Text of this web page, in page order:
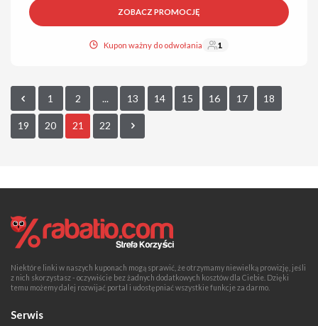
ZOBACZ PROMOCJĘ
Kupon ważny do odwołania 1
1 2 ... 13 14 15 16 17 18
19 20 21 22
Niektóre linki w naszych kuponach mogą sprawić, że otrzymamy niewielką prowizję, jeśli
z nich skorzystasz - oczywiście bez żadnych dodatkowych kosztów dla Ciebie. Dzięki
temu możemy dalej rozwijać portal i udostępniać wszystkie funkcje za darmo.
Serwis